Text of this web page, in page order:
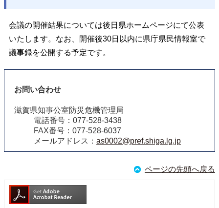
会議の開催結果については後日県ホームページにて公表
いたします。なお、開催後30日以内に県庁県民情報室で
議事録を公開する予定です。
お問い合わせ
滋賀県知事公室防災危機管理局
電話番号：077-528-3438
FAX番号：077-528-6037
メールアドレス： as0002@pref.shiga.lg.jp
ページの先頭へ戻る